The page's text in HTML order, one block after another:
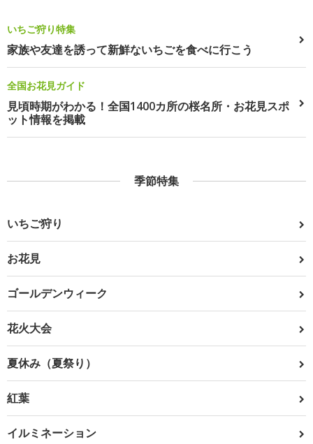
いちご狩り特集
家族や友達を誘って新鮮ないちごを食べに行こう
全国お花見ガイド
見頃時期がわかる！全国1400カ所の桜名所・お花見スポ
ット情報を掲載
季節特集
いちご狩り
お花見
ゴールデンウィーク
花火大会
夏休み（夏祭り）
紅葉
イルミネーション